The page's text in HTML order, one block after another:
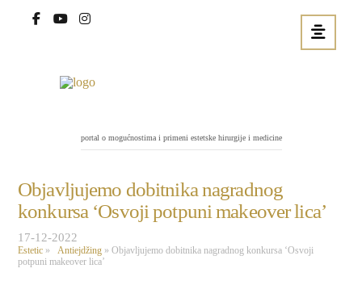
portal o mogućnostima i primeni estetske hirurgije i medicine
Objavljujemo dobitnika nagradnog
konkursa ‘Osvoji potpuni makeover lica’
17-12-2022
Estetic » Antiejdžing » Objavljujemo dobitnika nagradnog konkursa ‘Osvoji
potpuni makeover lica’